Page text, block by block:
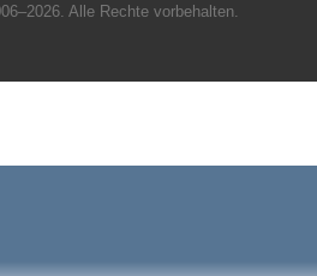
Alle Rechte vorbehalten.